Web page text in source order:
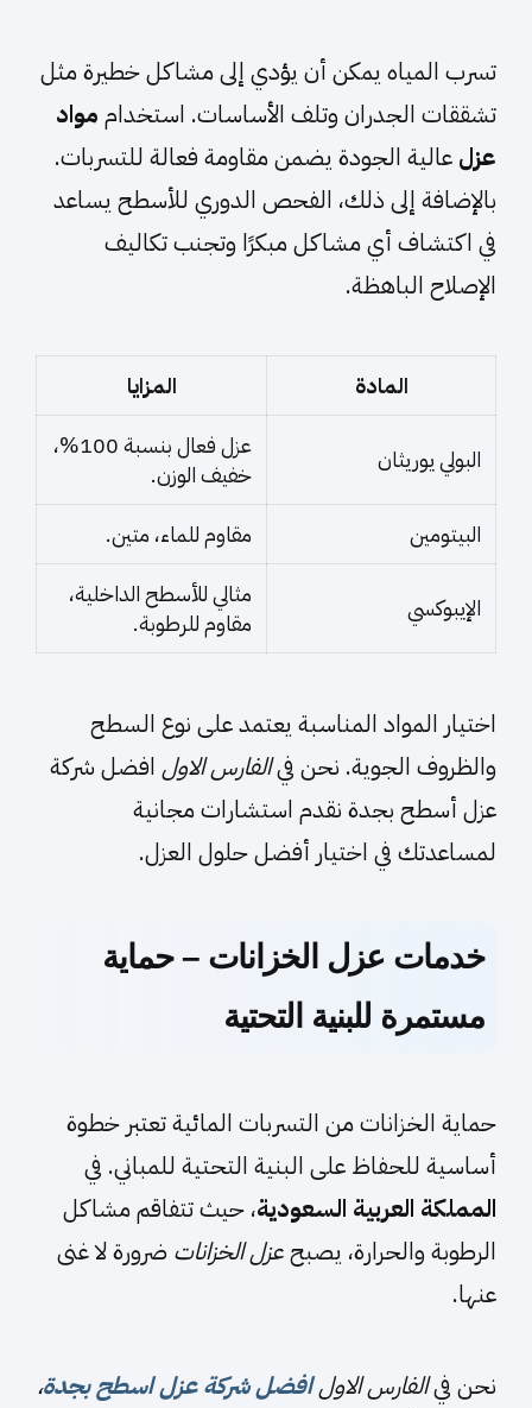
تسرب المياه يمكن أن يؤدي إلى مشاكل خطيرة مثل
تشققات الجدران وتلف الأساسات. استخدام مواد
عزل عالية الجودة يضمن مقاومة فعالة للتسربات.
بالإضافة إلى ذلك، الفحص الدوري للأسطح يساعد
في اكتشاف أي مشاكل مبكرًا وتجنب تكاليف
الإصلاح الباهظة.
المادة المزايا
البولي يوريثان
عزل فعال بنسبة 100%،
خفيف الوزن.
البيتومين
مقاوم للماء، متين.
الإيبوكسي
مثالي للأسطح الداخلية،
مقاوم للرطوبة.
اختيار المواد المناسبة يعتمد على نوع السطح
والظروف الجوية. نحن فيالفارس الاول افضل شركة
عزل أسطح بجدة نقدم استشارات مجانية
لمساعدتك في اختيار أفضل حلول العزل.
خدمات عزل الخزانات – حماية
مستمرة للبنية التحتية
حماية الخزانات من التسربات المائية تعتبر خطوة
أساسية للحفاظ على البنية التحتية للمباني. في
المملكة العربية السعودية، حيث تتفاقم مشاكل
الرطوبة والحرارة، يصبحعزل الخزانات ضرورة لا غنى
عنها.
نحن فيالفارس الاولافضل شركة عزل اسطح بجدة،